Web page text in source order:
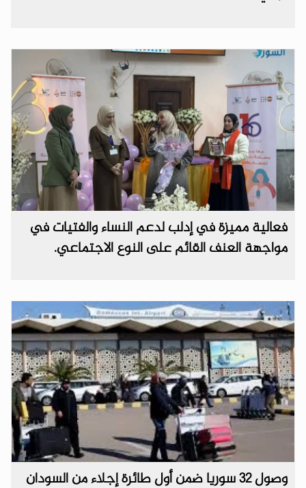
فعالية مميزة في إدلب لدعم النساء والفتيات في
مواجهة العنف القائم على النوع الاجتماعي.
وصول 32 سوريا ضمن أول طائرة إجلاء من السودان